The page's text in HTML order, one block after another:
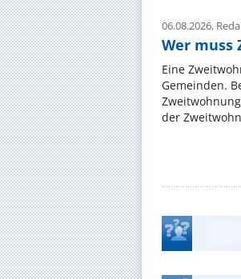
06.08.2026,
Wer muss
Eine
Gemeinden.
der